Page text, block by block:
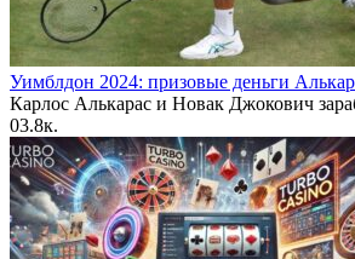
Уимблдон 2024: призовые деньги
Карлос Алькарас и Новак Джокович
03.8к.